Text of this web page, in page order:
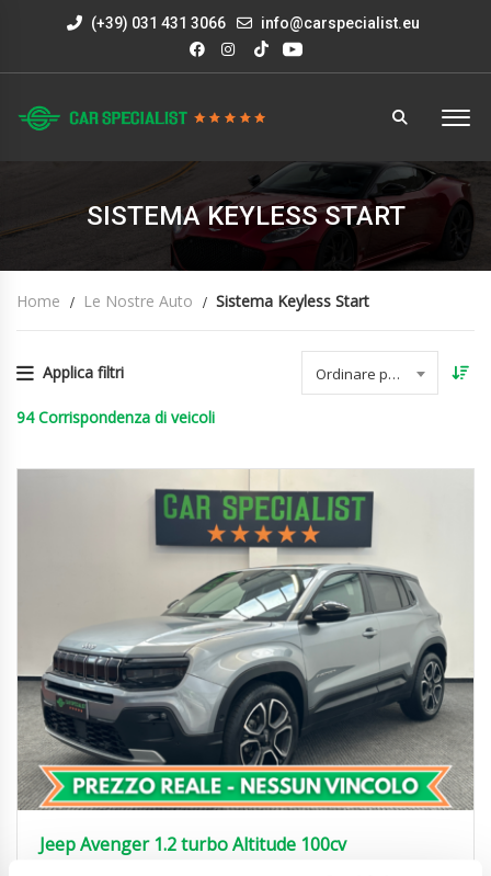
(+39) 031 431 3066 info@carspecialist.eu
SISTEMA KEYLESS START
Home Le Nostre Auto Sistema Keyless Start
Applica filtri Ordinare per data
94 Corrispondenza di veicoli
Jeep Avenger 1.2 turbo Altitude 100cv